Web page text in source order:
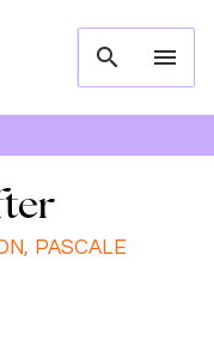
search menu
, PASCALE